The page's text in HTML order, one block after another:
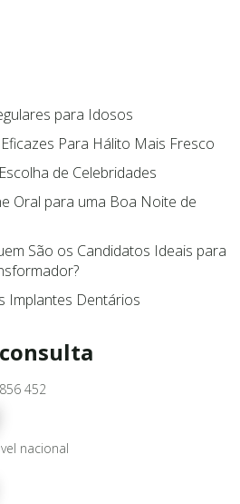
para Idosos
Para Hálito Mais Fresco
de Celebridades
Oral para uma Boa Noite de
São os Candidatos Ideais para
Implantes Dentários
452
nacional